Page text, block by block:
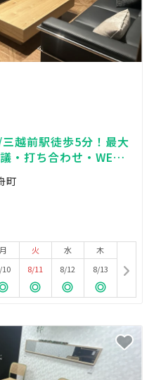
越前駅徒歩5分！最大
・打ち合わせ・WEB
町
月
10
火
8/11
水
8/12
木
8/13